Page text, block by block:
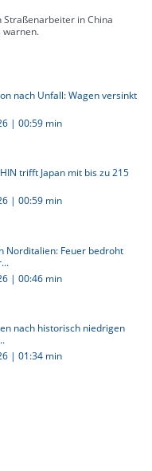
in China
warnen.
nach Unfall: Wagen versinkt
| 00:59 min
trifft Japan mit bis zu 215
| 00:59 min
Norditalien: Feuer bedroht
| 00:46 min
nach historisch niedrigen
| 01:34 min